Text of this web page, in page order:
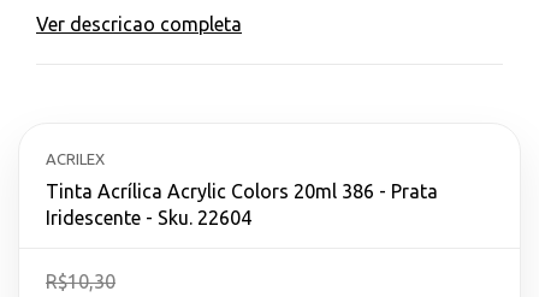
Ver descricao completa
ACRILEX
Tinta Acrílica Acrylic Colors 20ml 386 - Prata
Iridescente - Sku. 22604
R$10,30